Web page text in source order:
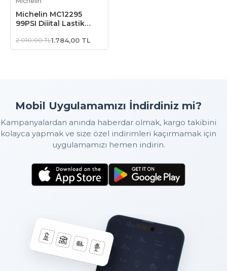
Michelin MC12295
99PSI Dijital Lastik
2.010,00 TL1.784,00 TL
Mobil Uygulamamızı İndirdiniz mi?
Kampanyalardan anında haberdar olmak, kargo takibini
kolayca yapmak ve size özel indirimleri kaçırmamak için
uygulamamızı hemen indirin.